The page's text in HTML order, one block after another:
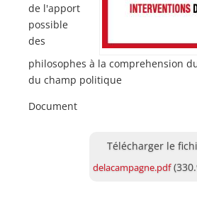
de l'apport
possible
des
philosophes à la comprehension
du champ politique
Document
Document
delacampagne.pdf